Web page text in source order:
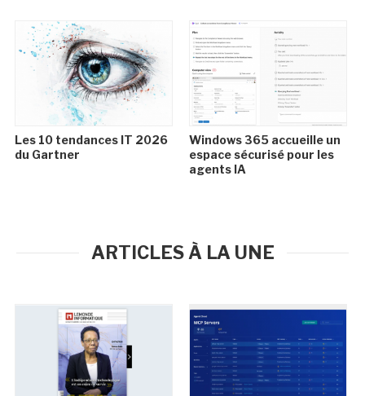
Les 10 tendances IT 2026
du Gartner
Windows 365 accueille un
espace sécurisé pour les
agents IA
ARTICLES À LA UNE